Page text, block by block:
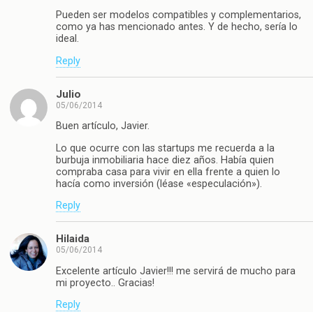
Pueden ser modelos compatibles y complementarios,
como ya has mencionado antes. Y de hecho, sería lo
ideal.
Reply
Julio
05/06/2014
Buen artículo, Javier.
Lo que ocurre con las startups me recuerda a la
burbuja inmobiliaria hace diez años. Había quien
compraba casa para vivir en ella frente a quien lo
hacía como inversión (léase «especulación»).
Reply
Hilaida
05/06/2014
Excelente artículo Javier!!! me servirá de mucho para
mi proyecto.. Gracias!
Reply